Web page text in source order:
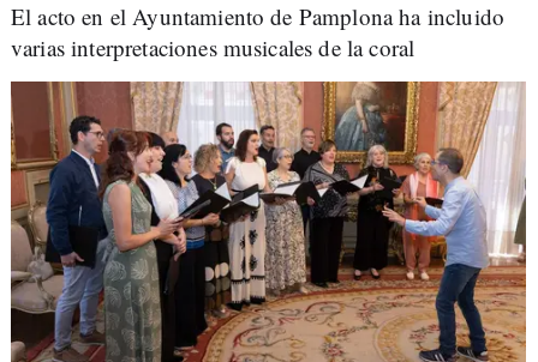
El acto en el Ayuntamiento de Pamplona ha incluido
varias interpretaciones musicales de la coral